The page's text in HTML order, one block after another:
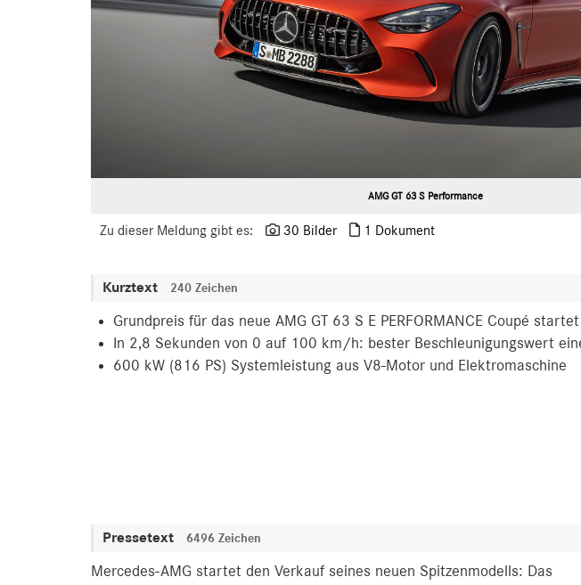
AMG GT 63 S Performance
Zu dieser Meldung gibt es: 30 Bilder 1 Dokument
Kurztext 240 Zeichen
Grundpreis für das neue AMG GT 63 S E PERFORMANCE Coupé
In 2,8 Sekunden von 0 auf 100 km/h: bester Beschleunigungswert
600 kW (816 PS) Systemleistung aus V8-Motor und Elektromaschine
Pressetext 6496 Zeichen
Mercedes-AMG startet den Verkauf seines neuen Spitzenmodells: Das